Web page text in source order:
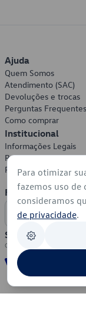
Ajuda
Quem Somos
Atendimento (SAC)
Devoluções e trocas
Perguntas Frequentes
Como comprar
Institucional
Informações Legais
Política de
Política de Cookies
Formas de
Segurança
Para otimizar
fazemos uso de
consideramos
de privacidade.